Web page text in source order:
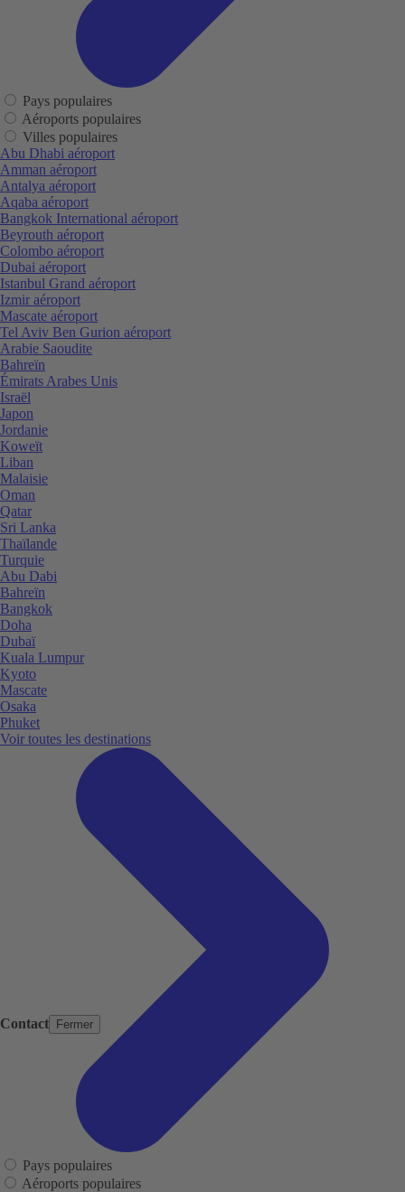
Contact Fermer
Pays populaires
Aéroports populaires
Villes populaires
Abu Dhabi aéroport
Amman aéroport
Antalya aéroport
Aqaba aéroport
Bangkok International aéroport
Beyrouth aéroport
Colombo aéroport
Dubai aéroport
Istanbul Grand aéroport
Izmir aéroport
Mascate aéroport
Tel Aviv Ben Gurion aéroport
Arabie Saoudite
Bahreïn
Émirats Arabes Unis
Israël
Japon
Jordanie
Koweït
Liban
Malaisie
Oman
Qatar
Sri Lanka
Thaïlande
Turquie
Abu Dabi
Bahreïn
Bangkok
Doha
Dubaï
Kuala Lumpur
Kyoto
Mascate
Osaka
Phuket
Voir toutes les destinations
Pays populaires
Aéroports populaires